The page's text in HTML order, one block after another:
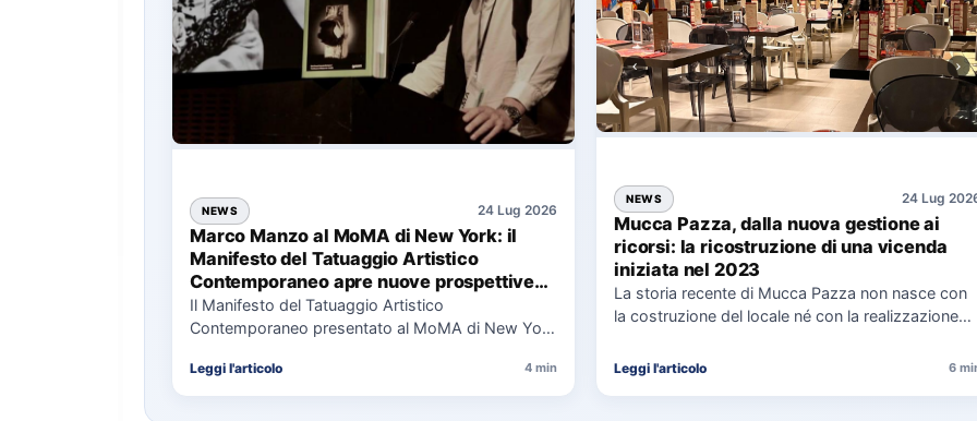
NEWS 24 Lug 2026
Marco Manzo al MoMA di New York: il
Manifesto del Tatuaggio Artistico
Contemporaneo apre nuove prospettive
per il collezionismo
Il Manifesto del Tatuaggio Artistico
Contemporaneo presentato al MoMA di New York
Leggi l'articolo 4 min
NEWS 24 Lug
Mucca Pazza, dalla nuova gestione ai
ricorsi: la ricostruzione di una vicenda
iniziata nel 2023
La storia recente di Mucca Pazza non nasce con
la costruzione del locale né con la realizzazione
Leggi l'articolo 6